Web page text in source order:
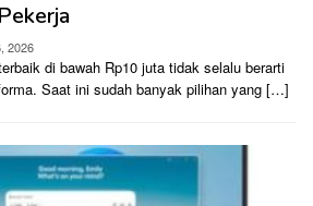
2026
di bawah Rp10 juta tidak selalu berarti
Saat ini sudah banyak pilihan yang […]